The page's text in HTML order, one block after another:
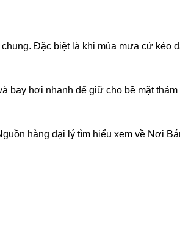
Đặc biệt là khi mùa mưa cứ kéo
bay hơi nhanh để giữ cho bề mặt
hàng đại lý tìm hiểu xem về Nơi